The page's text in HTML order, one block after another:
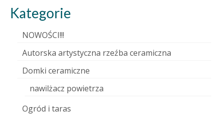
Kategorie
NOWOŚCI!!!
Autorska artystyczna rzeźba ceramiczna
Domki ceramiczne
nawilżacz powietrza
Ogród i taras